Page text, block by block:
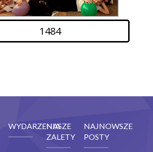
1484
WYDARZENIA
NASZE
ZALETY
NAJNOWSZE
POSTY